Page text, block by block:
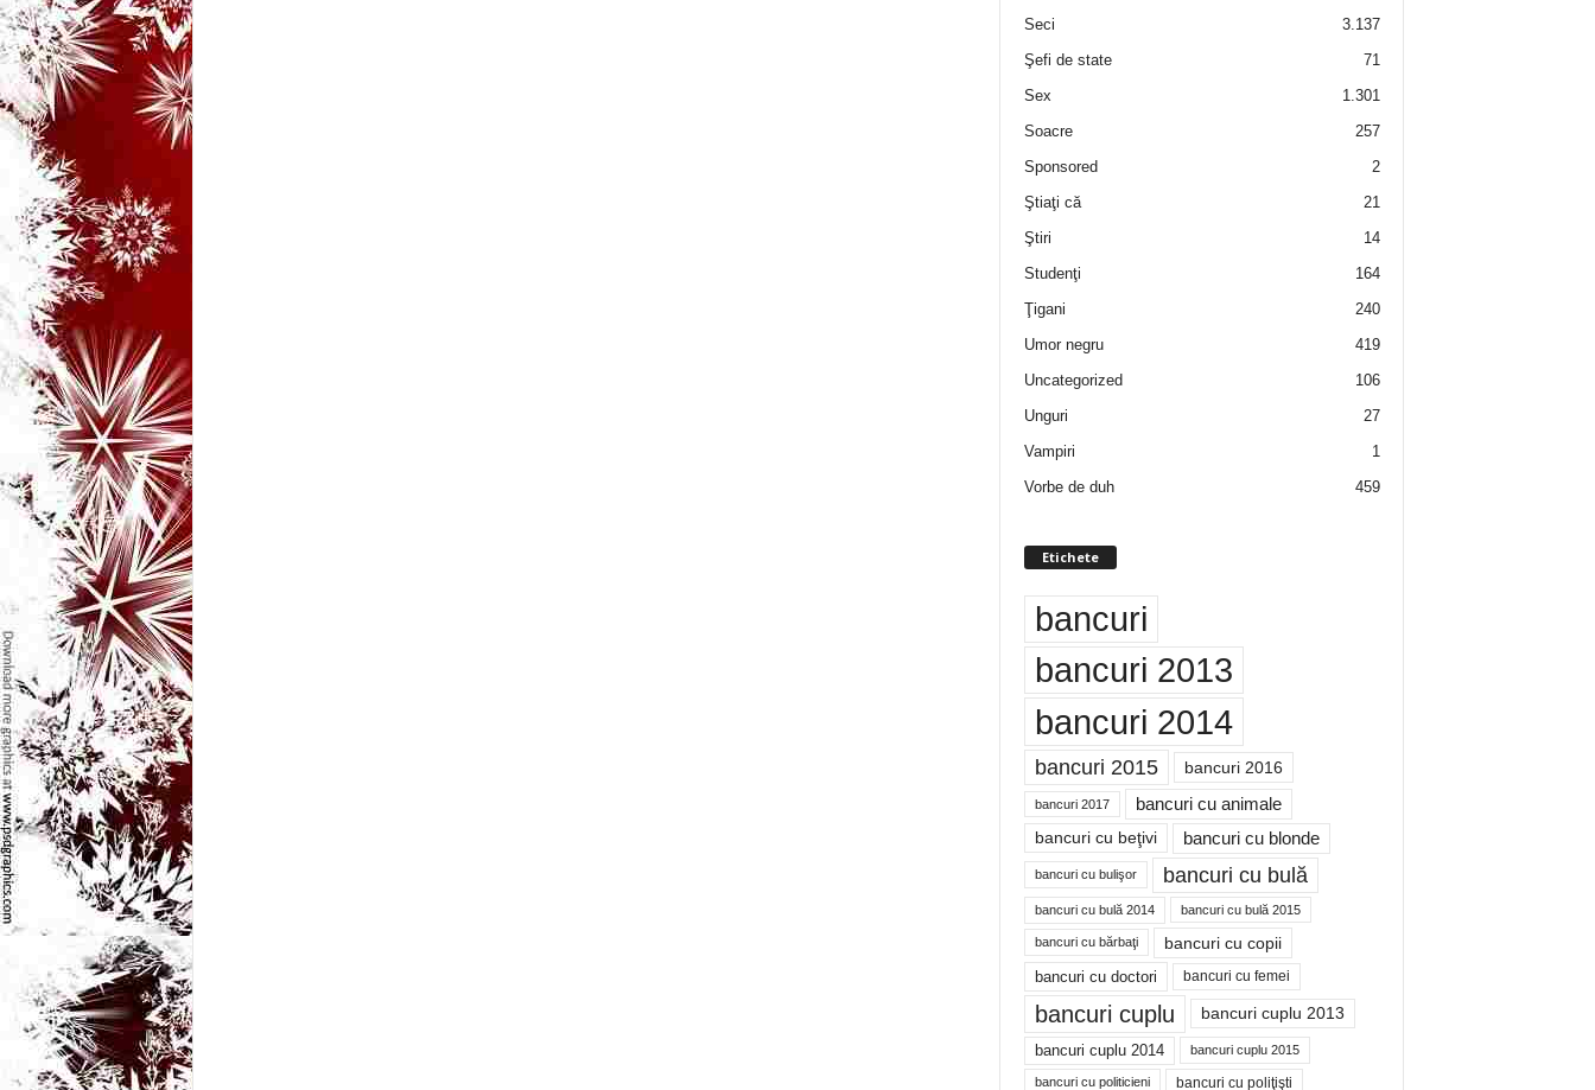
Seci
3.137
Şefi de state
71
Sex
1.301
Soacre
257
Sponsored
2
Ştiaţi că
21
Ştiri
14
Studenţi
164
Ţigani
240
Umor negru
419
Uncategorized
106
Unguri
27
Vampiri
1
Vorbe de duh
459
Etichete
bancuri
bancuri 2013
bancuri 2014
bancuri 2015 bancuri 2016
bancuri 2017 bancuri cu animale
bancuri cu beţivi bancuri cu blonde
bancuri cu bulişor bancuri cu bulă
bancuri cu bulă 2014 bancuri cu bulă 2015
bancuri cu bărbaţi bancuri cu copii
bancuri cu doctori bancuri cu femei
bancuri cuplu bancuri cuplu 2013
bancuri cuplu 2014 bancuri cuplu 2015
bancuri cu politicieni bancuri cu poliţişti